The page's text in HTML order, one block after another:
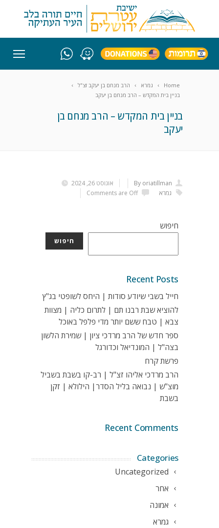
Home גמרא
הרב מנחם בן יעקב זצ"ל
בניין בית המקדש – הרב מנחם בן יעקב
בניין בית המקדש – הרב מנחם בן
יעקב
אוגוסט 26, 2024
By oriatillman
Comments are Off
גמרא
חיפוש
חיפוש
Recent Posts
חייל בשבי שיודע סודות | היחס לשופטי בג"ץ
להוציא שבת רבנו תם | לתרום כליה | מצוות
צבא | טבח ששם יותר מדי פלפל באוכל
ספר חדש של הרב מרדכי ציון | שמירת הלשון
בצה"ל | המונדיאל וכדורגל
פרשת קרח
הרב מרדכי אליהו זצ"ל | רב-קו בשבת בשביל
מוצ"ש | נבואה בליל הסדר| הילולא | זקן
בשבת
Recent Comments
Categories
Uncategorized
אחר
אמונה
גמרא